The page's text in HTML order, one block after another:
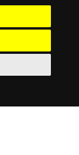
3513
2075